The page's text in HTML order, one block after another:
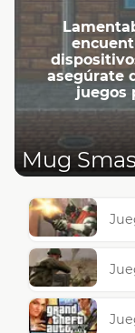
asegúrate
juegos
Mug